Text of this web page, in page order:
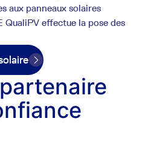
aux panneaux solaires
QualiPV effectue la pose des